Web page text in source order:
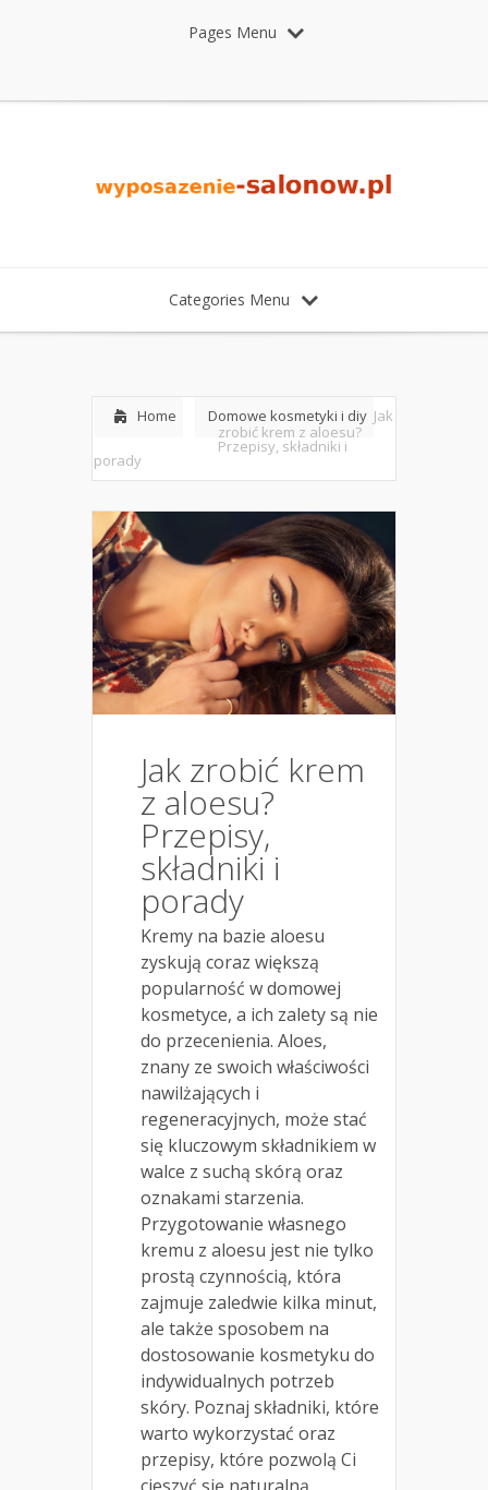
Pages Menu
Categories Menu
Home Domowe kosmetyki i diy Jak
zrobić krem z aloesu?
Przepisy, składniki i
porady
Jak zrobić krem
z aloesu?
Przepisy,
składniki i
porady
Kremy na bazie aloesu
zyskują coraz większą
popularność w domowej
kosmetyce, a ich zalety są nie
do przecenienia. Aloes,
znany ze swoich właściwości
nawilżających i
regeneracyjnych, może stać
się kluczowym składnikiem w
walce z suchą skórą oraz
oznakami starzenia.
Przygotowanie własnego
kremu z aloesu jest nie tylko
prostą czynnością, która
zajmuje zaledwie kilka minut,
ale także sposobem na
dostosowanie kosmetyku do
indywidualnych potrzeb
skóry. Poznaj składniki, które
warto wykorzystać oraz
przepisy, które pozwolą Ci